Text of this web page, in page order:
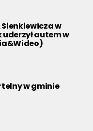
w
autem w
w gminie